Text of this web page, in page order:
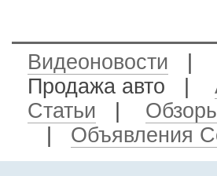
Видеоновости
Продажа авто
Статьи
Объявления